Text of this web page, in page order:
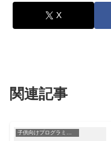
X
関連記事
子供向けプログラミングスクール